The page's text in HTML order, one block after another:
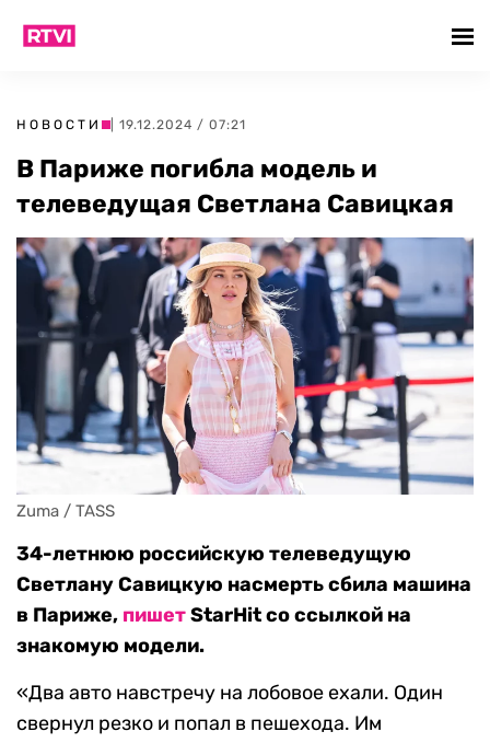
НОВОСТИ | 19.12.2024 / 07:21
В Париже погибла модель и
телеведущая Светлана Савицкая
Zuma / TASS
34-летнюю российскую телеведущую
Светлану Савицкую насмерть сбила машина
в Париже, пишетStarHit со ссылкой на
знакомую модели.
«Два авто навстречу на лобовое ехали. Один
свернул резко и попал в пешехода. Им